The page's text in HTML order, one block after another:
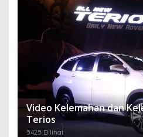
Video Kelemahan dan
Terios
5425 Dilihat